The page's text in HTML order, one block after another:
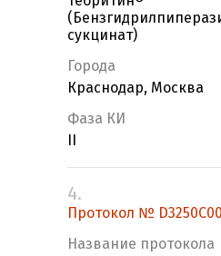
сукцинат)
Города
Краснодар, Москва
Фаза КИ
4.
Протокол №
Название протокола